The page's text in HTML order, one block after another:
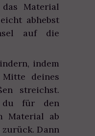
Material
abhebst
auf die
indem
deines
streichst.
du für den
Material ab
Dann